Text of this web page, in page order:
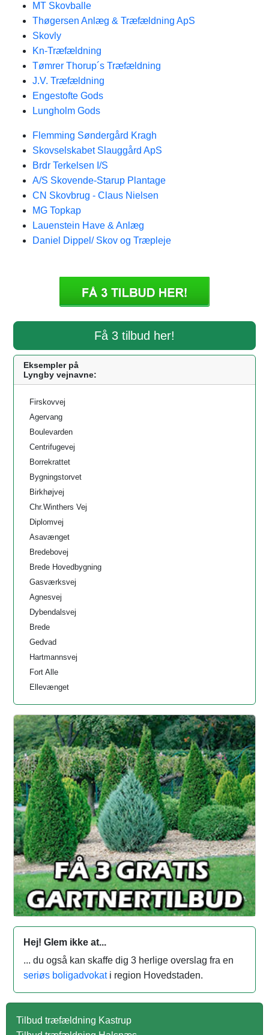
MT Skovballe
Thøgersen Anlæg & Træfældning ApS
Skovly
Kn-Træfældning
Tømrer Thorup´s Træfældning
J.V. Træfældning
Engestofte Gods
Lungholm Gods
Flemming Søndergård Kragh
Skovselskabet Slauggård ApS
Brdr Terkelsen I/S
A/S Skovende-Starup Plantage
CN Skovbrug - Claus Nielsen
MG Topkap
Lauenstein Have & Anlæg
Daniel Dippel/ Skov og Træpleje
Få 3 tilbud her!
Eksempler på
Lyngby vejnavne:
Firskovvej
Agervang
Boulevarden
Centrifugevej
Borrekrattet
Bygningstorvet
Birkhøjvej
Chr.Winthers Vej
Diplomvej
Asavænget
Bredebovej
Brede Hovedbygning
Gasværksvej
Agnesvej
Dybendalsvej
Brede
Gedvad
Hartmannsvej
Fort Alle
Ellevænget
Hej! Glem ikke at...
... du også kan skaffe dig 3 herlige overslag fra en
seriøs boligadvokati region Hovedstaden.
Tilbud træfældning Kastrup